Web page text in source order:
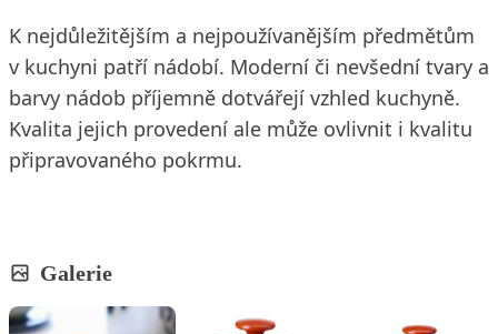
K nejdůležitějším a nejpoužívanějším předmětům
v kuchyni patří nádobí. Moderní či nevšední tvary a
barvy nádob příjemně dotvářejí vzhled kuchyně.
Kvalita jejich provedení ale může ovlivnit i kvalitu
připravovaného pokrmu.
Galerie